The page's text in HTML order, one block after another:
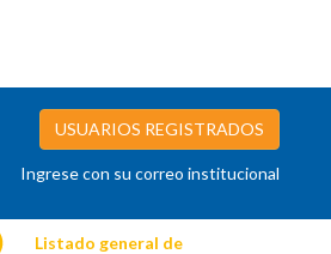
USUARIOS REGISTRADOS
Ingrese con su correo institucional
Listado general de